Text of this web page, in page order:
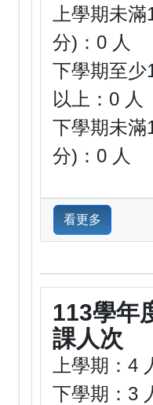
上學期未
分)：0 人
下學期至少
以上：0 人
下學期未滿
分)：0 人
看更多
113學年
課人次
上學期：4
下學期：3